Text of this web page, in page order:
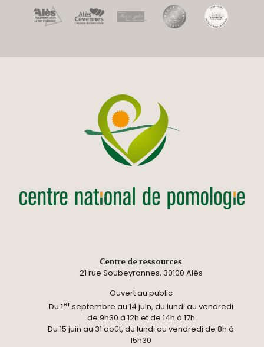
Centre de ressources
21 rue Soubeyrannes, 30100 Alès
Ouvert au public
Du 1erseptembre au 14 juin, du lundi au vendredi
de 9h30 à 12h et de 14h à 17h
Du 15 juin au 31 août, du lundi au vendredi de 8h à
15h30